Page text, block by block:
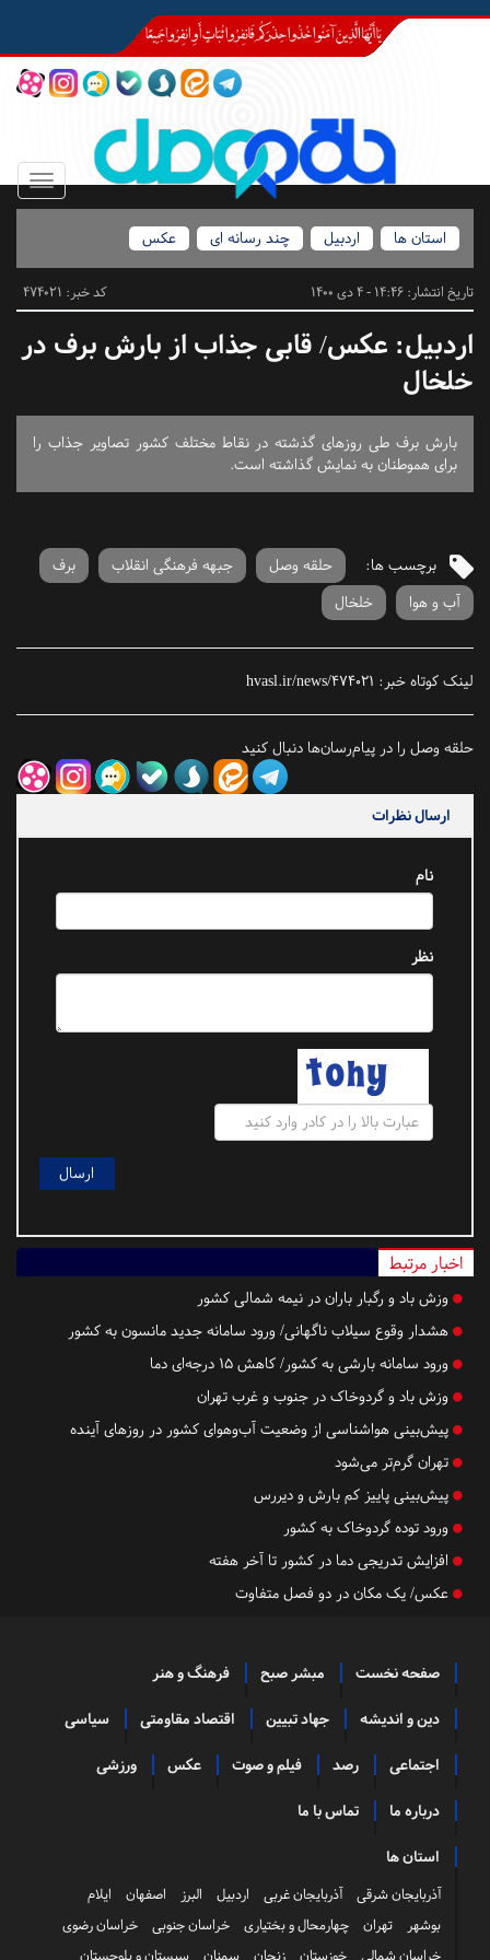
Toggle
استان ها
اردبیل چند رسانه ای عکس
تاریخ انتشار: 14:46 - 4 دی 1400 کد خبر: 474021
اردبیل: عکس/ قابی جذاب از بارش برف در
خلخال
بارش برف طی روزهای گذشته در نقاط مختلف کشور تصاویر جذاب را
برای هموطنان به نمایش گذاشته است.
برچسب ها: حلقه وصل جبهه فرهنگی انقلاب
برف
آب و هوا
خلخال
لینک کوتاه خبر: hvasl.ir/news/474021
حلقه وصل را در پیام‌رسان‌ها دنبال کنید
ارسال نظرات
نام
نظر
اخبار مرتبط
وزش باد و رگبار باران در نیمه شمالی کشور
هشدار وقوع سیلاب ناگهانی/ ورود سامانه جدید مانسون به کشور
ورود سامانه بارشی به کشور/ کاهش ۱۵ درجه‌ای دما
وزش باد و گردوخاک در جنوب و غرب تهران
پیش‌بینی هواشناسی از وضعیت آب‌وهوای کشور در روزهای آینده
تهران گرم‌تر می‌شود
پیش‌بینی پاییز کم بارش و دیررس
ورود توده گردوخاک به کشور
افزایش تدریجی دما در کشور تا آخر هفته
عکس/ یک مکان در دو فصل متفاوت
صفحه نخست مبشر صبح فرهنگ و هنر
دین و اندیشه جهاد تبیین اقتصاد مقاومتی سیاسی
اجتماعی رصد فیلم و صوت عکس ورزشی
درباره ما تماس با ما
استان ها
آذربایجان شرقی آذربایجان غربی اردبیل البرز اصفهان
ایلام
بوشهر
تهران چهارمحال و بختیاری خراسان جنوبی
خراسان رضوی
خراسان شمالی
خوزستان زنجان سمنان سیستان و بلوچستان